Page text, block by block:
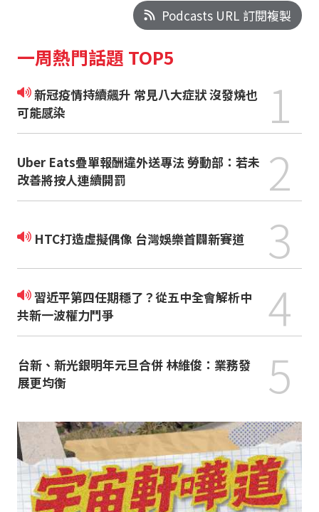
Podcasts URL 訂閱複製
一周熱門話題 TOP5
新冠疫情持續飆升 常見八大症狀 沒發燒也
可能感染
1
Uber Eats疊單報酬違外送專法 勞動部：若未
改善將按人連續開罰
2
HTC打造虛擬偶像 台灣娛樂首闢新賽道 3
習近平第四任期穩了？從五中全會解析中
共新一波權力鬥爭
4
台新、新光銀明年元旦合併 林維俊：業務發
展更均衡
5